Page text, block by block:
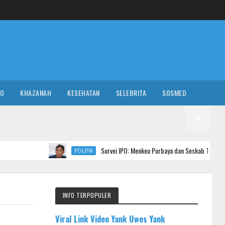
KHAZANAH KESEHATAN SELEBRITA SOSMED
Survei IPO: Menkeu Purbaya dan Seskab Teddy Jadi Menteri
INFO TERPOPULER
Viral Link Video Yank Uwes Yank